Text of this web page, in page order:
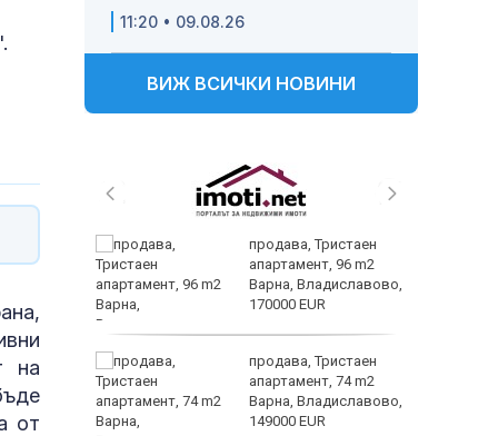
на
от
11:20 • 09.08.26
ВИЖ ВСИЧКИ НОВИНИ
при
–
продава, Тристаен
апартамент, 96 m2
Варна, Владиславово,
170000 EUR
продава, Тристаен
апартамент, 74 m2
Варна, Владиславово,
149000 EUR